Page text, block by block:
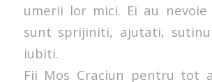
umerii lor mici. Ei au
sunt sprijiniti, ajutati,
iubiti.
Fii Mos Craciun pentru tot